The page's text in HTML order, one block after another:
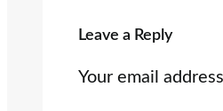
Leave a Reply
Your email